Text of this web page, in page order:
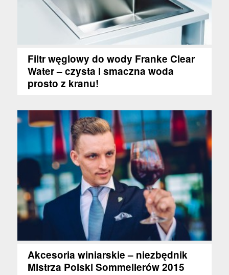
Filtr węglowy do wody Franke Clear
Water – czysta i smaczna woda
prosto z kranu!
Akcesoria winiarskie – niezbędnik
Mistrza Polski Sommelierów 2015